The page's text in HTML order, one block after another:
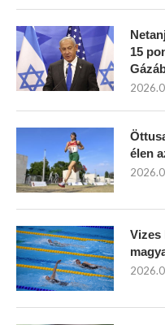
15
élen
Vizes